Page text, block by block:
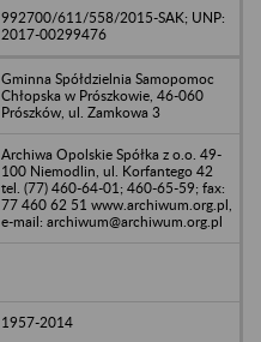
992700/611/558/2015-SAK; UNP:
2017-00299476
Gminna Spółdzielnia Samopomoc
Chłopska w Prószkowie, 46-060
Prószków, ul. Zamkowa 3
Archiwa Opolskie Spółka z o.o. 49-
100 Niemodlin, ul. Korfantego 42
tel. (77) 460-64-01; 460-65-59; fax:
77 460 62 51 www.archiwum.org.pl,
e-mail: archiwum@archiwum.org.pl
1957-2014